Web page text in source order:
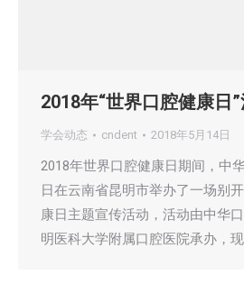
2018年“世界口腔健康日
学会动态 cndent 2018年5月14日
2018年世界口腔健康日期间，中
日在云南省昆明市举办了一场别
康日主题宣传活动，活动由中华
明医科大学附属口腔医院承办，现